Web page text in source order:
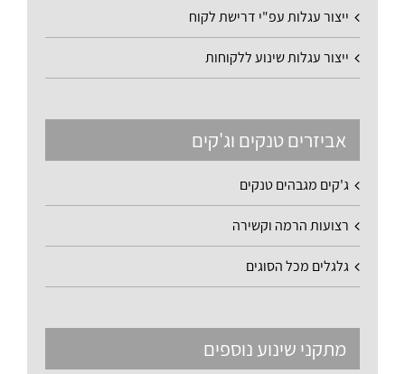
ייצור עגלות עפ"י דרישת לקוח
ייצור עגלות שינוע ללקוחות
אביזרים טנקים וג'קים
ג'קים מגבהים טנקים
רצועות הרמה וקשירה
גלגלים מכל הסוגים
מתקני שינוע נוספים